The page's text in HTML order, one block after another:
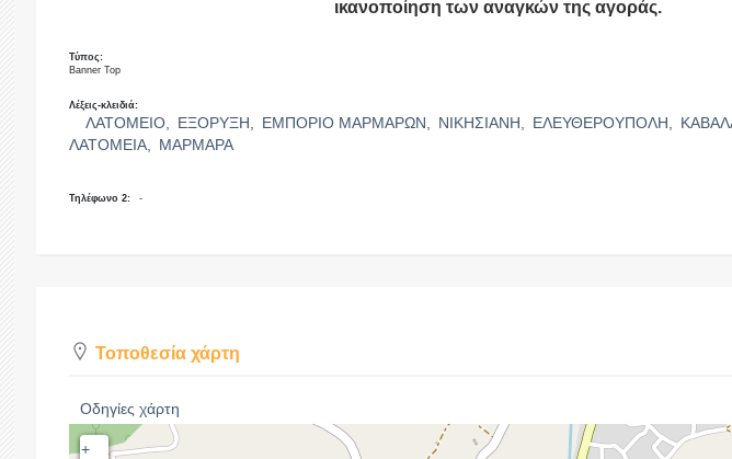
ικανοποίηση των αναγκών της αγοράς.
Τύπος:
Banner Top
Λέξεις-κλειδιά:
ΛΑΤΟΜΕΙΟ, ΕΞΟΡΥΞΗ, ΕΜΠΟΡΙΟ ΜΑΡΜΑΡΩΝ, ΝΙΚΗΣΙΑΝΗ, ΕΛΕΥΘΕΡΟΥΠΟΛΗ,
ΛΑΤΟΜΕΙΑ,
ΜΑΡΜΑΡΑ
Τηλέφωνο 2: -
Τοποθεσία χάρτη
Οδηγίες χάρτη
+